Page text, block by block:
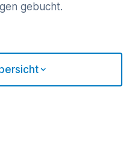
gebucht.